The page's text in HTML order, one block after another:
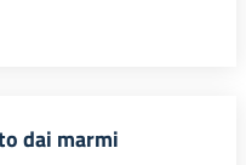
dai marmi